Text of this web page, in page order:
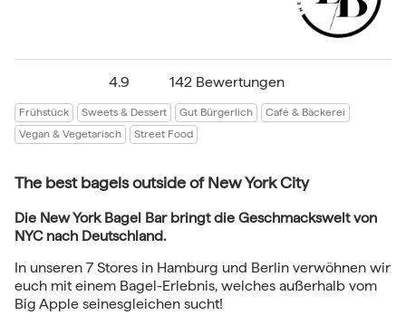
4.9 142 Bewertungen
Frühstück Sweets & Dessert Gut Bürgerlich
Café & Bäckerei
Vegan & Vegetarisch
Street Food
The best bagels outside of New York City
Die New York Bagel Bar bringt die Geschmackswelt von
NYC nach Deutschland.
In unseren 7 Stores in Hamburg und Berlin verwöhnen wir
euch mit einem Bagel-Erlebnis, welches außerhalb vom
Big Apple seinesgleichen sucht!